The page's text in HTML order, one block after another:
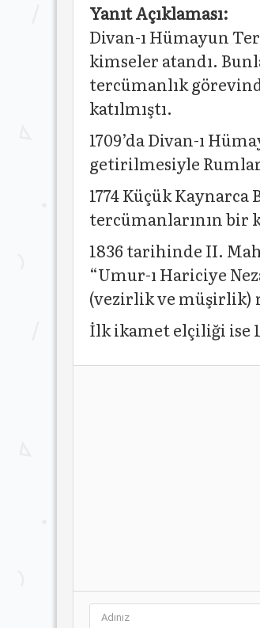
Yanıt Açıklaması:
Divan-ı Hümayun
kimseler atandı.
tercümanlık
katılmıştı.
1709’da Divan-ı
getirilmesiyle
1774 Küçük
tercümanlarının bir
1836 tarihinde II.
“Umur-ı Hariciye
(vezirlik ve müşirlik)
İlk ikamet elçiliği ise